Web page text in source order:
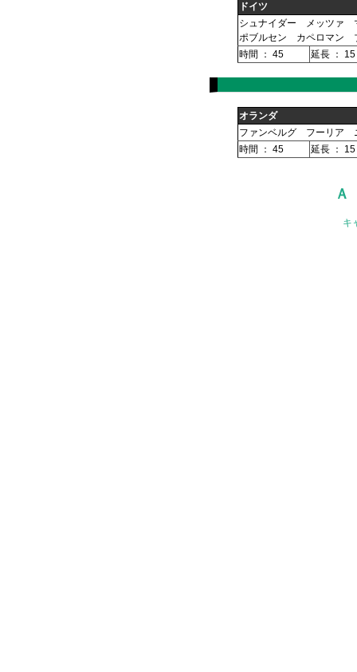
ドイツ
シュナイダー メッツァ
ポブルセン カペロマン
時間 ： 45
延長 ： 15
オランダ
ファンベルグ フーリア
時間 ： 45
延長 ： 15
Ａ
キ